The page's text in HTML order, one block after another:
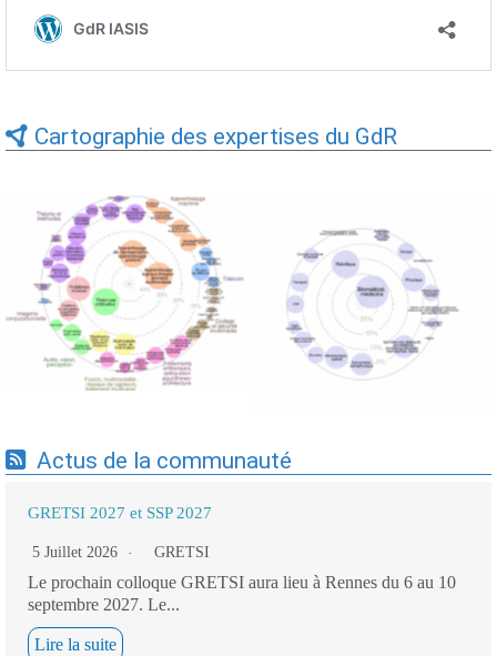
Cartographie des expertises du GdR
Expertises du GdR -
cartographie par Axes -
19/09/2025
Expertises du GdR -
cartographie par mots-clés
applicatifs - 19/09/2025
Actus de la communauté
GRETSI 2027 et SSP 2027
5 Juillet 2026 GRETSI
Le prochain colloque GRETSI aura lieu à Rennes du 6 au 10
septembre 2027. Le...
Lire la suite